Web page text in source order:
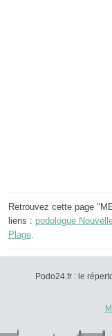
Retrouvez cette page
liens : podologue
Plage.
Podo24.fr : le